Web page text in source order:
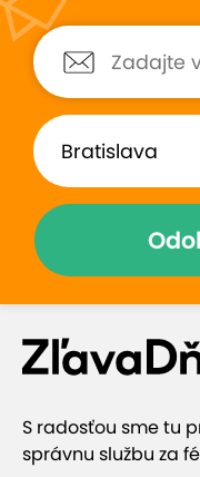
S radosťou sme tu
správnu službu za